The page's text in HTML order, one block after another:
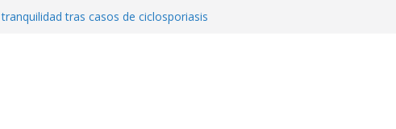
tras casos de ciclosporiasis